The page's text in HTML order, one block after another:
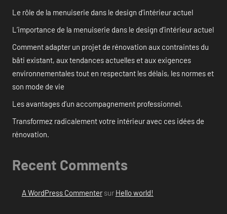
Le rôle de la menuiserie dans le design d’intérieur actuel
L’importance de la menuiserie dans le design d’intérieur actuel
Comment adapter un projet de rénovation aux contraintes du
bâti existant, aux tendances actuelles et aux exigences
environnementales tout en respectant les délais, les normes et
son mode de vie
Les avantages d’un accompagnement professionnel.
Transformez radicalement votre intérieur avec ces idées de
rénovation.
Recent Comments
A WordPress Commentersur Hello world!